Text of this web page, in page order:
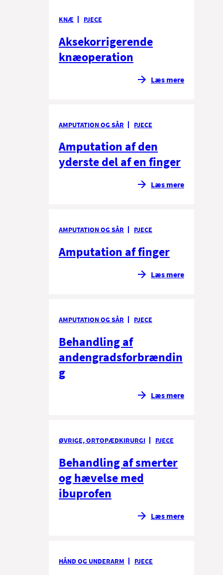
KNÆ PJECE
Aksekorrigerende
knæoperation
Læs mere
AMPUTATION OG SÅR PJECE
Amputation af den
yderste del af en finger
Læs mere
AMPUTATION OG SÅR PJECE
Amputation af finger
Læs mere
AMPUTATION OG SÅR PJECE
Behandling af
andengradsforbrændin
g
Læs mere
ØVRIGE, ORTOPÆDKIRURGI PJECE
Behandling af smerter
og hævelse med
ibuprofen
Læs mere
HÅND OG UNDERARM PJECE